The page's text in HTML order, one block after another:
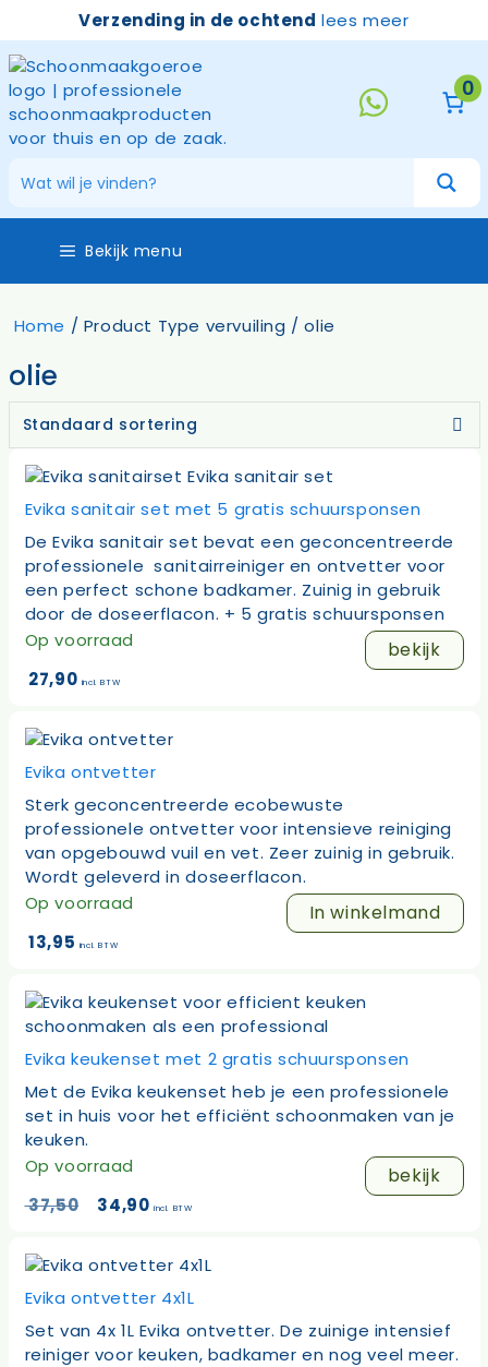
de
inhoud
Verzending in de ochtend lees meer
0
Bekijk menu
Home / Product Type vervuiling / olie
olie
Evika sanitair set met 5 gratis schuursponsen
De Evika sanitair set bevat een geconcentreerde
professionele sanitairreiniger en ontvetter voor
een perfect schone badkamer. Zuinig in gebruik
door de doseerflacon. + 5 gratis schuursponsen
Op voorraad
bekijk
27,90 incl. BTW
Evika ontvetter
Sterk geconcentreerde ecobewuste
professionele ontvetter voor intensieve reiniging
van opgebouwd vuil en vet. Zeer zuinig in gebruik.
Wordt geleverd in doseerflacon.
Op voorraad
In winkelmand
13,95 incl. BTW
Evika keukenset met 2 gratis schuursponsen
Met de Evika keukenset heb je een professionele
set in huis voor het efficiënt schoonmaken van je
keuken.
Op voorraad
bekijk
37,50
Oorspronkelijke
37,50.
34,90Huidige
34,90.
incl. BTW
Evika ontvetter 4x1L
Set van 4x 1L Evika ontvetter. De zuinige intensief
reiniger voor keuken, badkamer en nog veel meer.